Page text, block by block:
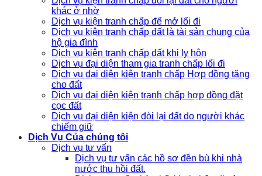
khác ở nhờ
Dịch vụ kiện tranh chấp để mở lối đi
Dịch vụ kiện tranh chấp đất là tài sản chung của
hộ gia đình
Dịch vụ kiện tranh chấp đất khi ly hôn
Dịch vụ đại diện tham gia tranh chấp lối đi
Dịch vụ đại diện kiện tranh chấp Hợp đồng tặng
cho đất
Dịch vụ đại diện kiện tranh chấp hợp đồng đặt
cọc đất
Dịch vụ đại diện kiện đòi lại đất do người khác
chiếm giữ
Dịch Vụ Của chúng tôi
Dịch vụ tư vấn
Dịch vụ tư vấn các hồ sơ đền bù khi nhà
nước thu hồi đất.